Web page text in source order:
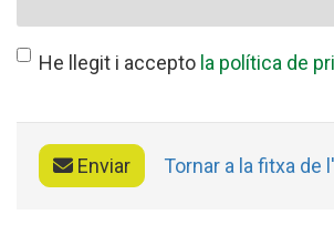
He llegit i accepto la política de
Enviar Tornar a la fitxa de
Missió i valors
Els comptes clars
Memòria d'activitats